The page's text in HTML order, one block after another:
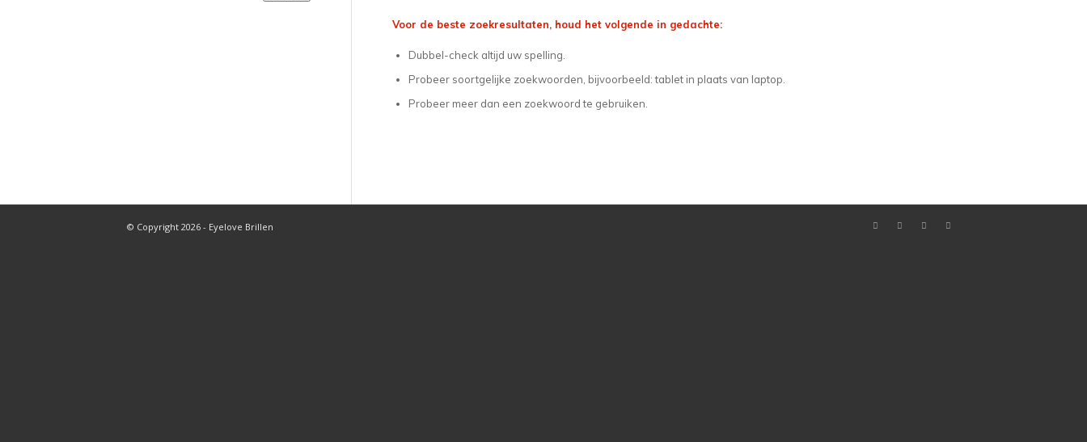
Voor de beste zoekresultaten, houd het volgende in gedachte:
Dubbel-check altijd uw spelling.
Probeer soortgelijke zoekwoorden, bijvoorbeeld: tablet in plaats van laptop.
Probeer meer dan een zoekwoord te gebruiken.
© Copyright 2026 - Eyelove Brillen